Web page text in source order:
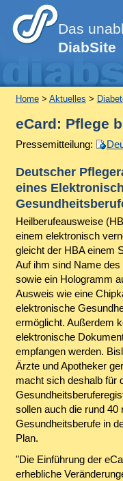
Das
DiabSite
Home> Aktuelles >
eCard: Pflege
Pressemitteilung:
Deutscher
eines
Heilberufeausweise
einem elektronisch
gleicht der HBA einem
Auf ihm sind Name
sowie ein Hologramm
Ausweis wie eine
elektronische
ermöglicht. Außerdem
elektronische
empfangen werden.
Ärzte und Apotheker
macht sich deshalb für
sollen auch die rund
Gesundheitsberufe in
Plan.
"Die Einführung der
erhebliche